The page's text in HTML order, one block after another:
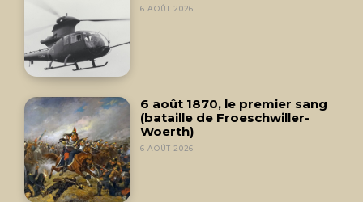
6 AOÛT 2026
6 août 1870, le premier sang
(bataille de Froeschwiller-
Woerth)
6 AOÛT 2026